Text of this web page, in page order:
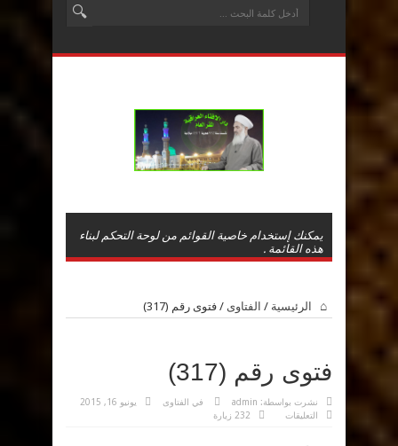
يمكنك إستخدام خاصية القوائم من لوحة التحكم لبناء
هذه القائمة .
الرئيسية / الفتاوى / فتوى رقم (317)
فتوى رقم (317)
نشرت بواسطة: admin في الفتاوى
يونيو 16, 2015
التعليقات
232 زيارة